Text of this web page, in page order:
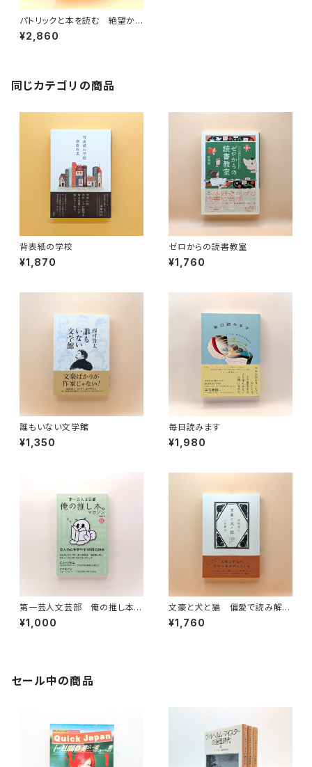
パトリックと本を読む 絶望から
立ち上がるための読書会
¥2,860
同じカテゴリの商品
背表紙の学校
¥1,870
ゼロからの読書教室
¥1,760
誰もいない文学館
¥1,350
毎日読みます
¥1,980
第一芸人文芸部 俺の推し本。
マガジン Vol.1
¥1,000
文豪と犬と猫 偏愛で読み解く
日本文学
¥1,760
セール中の商品